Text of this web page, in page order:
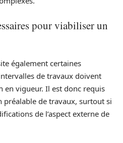
pour viabiliser un
également certaines
de travaux doivent
en vigueur. Il est donc requis
préalable de travaux, surtout si
de l’aspect externe de